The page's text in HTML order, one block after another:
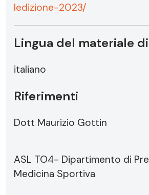
ledizione-2023/
Lingua del materiale
italiano
Riferimenti
Dott Maurizio Gottin
ASL TO4- Dipartimento di
Medicina Sportiva